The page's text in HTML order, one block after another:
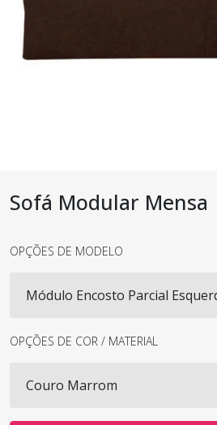
Sofá Modular Mensa
OPÇÕES DE MODELO
OPÇÕES DE COR / MATERIAL